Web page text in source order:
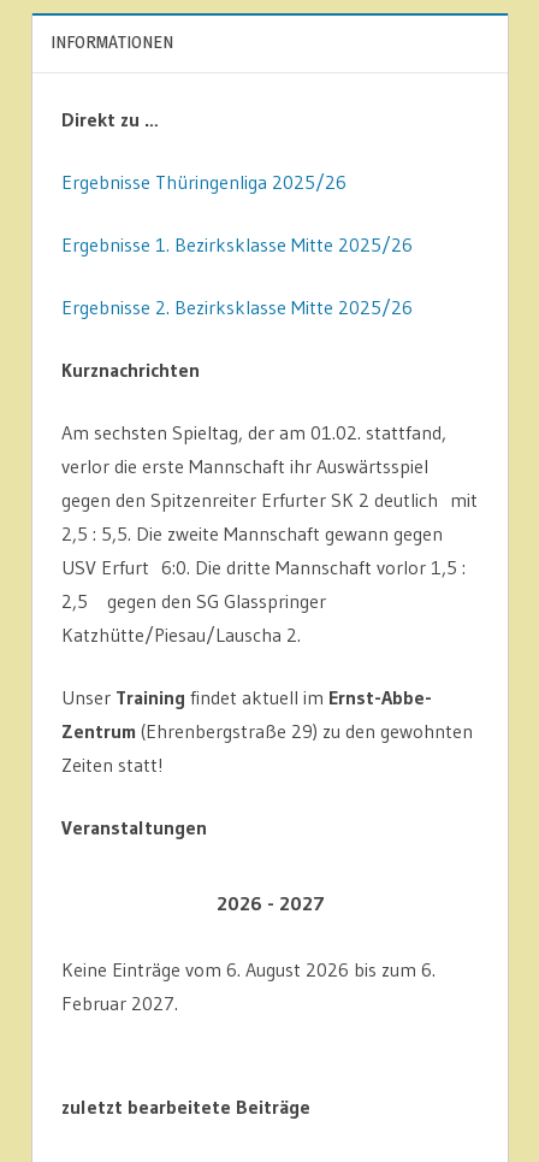
INFORMATIONEN
Direkt zu …
Ergebnisse Thüringenliga 2025/26
Ergebnisse 1. Bezirksklasse Mitte 2025/26
Ergebnisse 2. Bezirksklasse Mitte 2025/26
Kurznachrichten
Am sechsten Spieltag, der am 01.02. stattfand,
verlor die erste Mannschaft ihr Auswärtsspiel
gegen den Spitzenreiter Erfurter SK 2 deutlich mit
2,5 : 5,5. Die zweite Mannschaft gewann gegen
USV Erfurt 6:0. Die dritte Mannschaft vorlor 1,5 :
2,5 gegen den SG Glasspringer
Katzhütte/Piesau/Lauscha 2.
Unser Training findet aktuell im Ernst-Abbe-
Zentrum (Ehrenbergstraße 29) zu den gewohnten
Zeiten statt!
Veranstaltungen
2026 - 2027
Keine Einträge vom 6. August 2026 bis zum 6.
Februar 2027.
zuletzt bearbeitete Beiträge